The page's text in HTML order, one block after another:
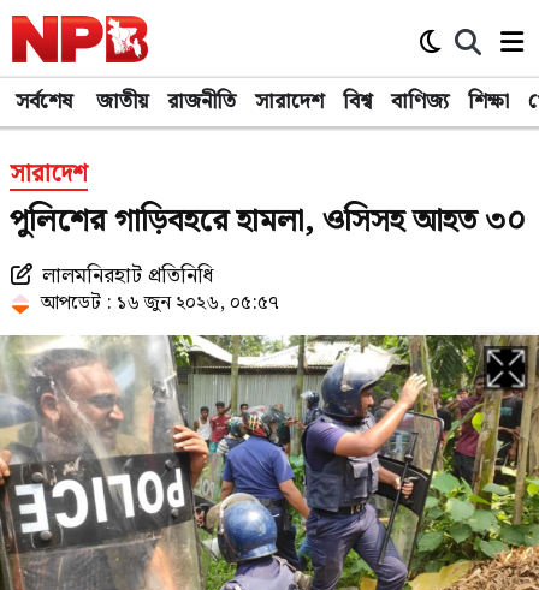
সর্বশেষ জাতীয় রাজনীতি সারাদেশ বিশ্ব বাণিজ্য শিক্ষা
সারাদেশ
পুলিশের গাড়িবহরে হামলা, ওসিসহ আহত ৩০
লালমনিরহাট প্রতিনিধি
আপডেট : ১৬ জুন ২০২৬, ০৫:৫৭